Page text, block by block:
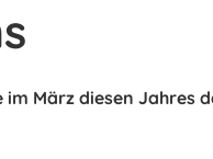
im März diesen Jahres